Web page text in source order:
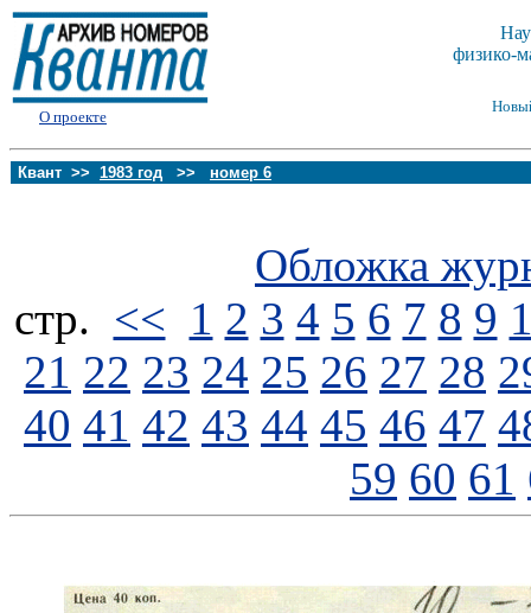
О проекте
физико-
Квант >> 1983 год >> номер 6
Обложка
стp. << 1 2 3 4 5 6 7 8 9
21 22 23 24 25 26 27 28
40 41 42 43 44 45 46 47
59 60 61